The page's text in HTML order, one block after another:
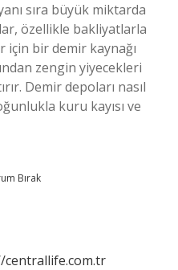
sıra büyük miktarda
özellikle bakliyatlarla
bir demir kaynağı
zengin yiyecekleri
Demir depoları nasıl
kuru kayısı ve
Bırak
centrallife.com.tr